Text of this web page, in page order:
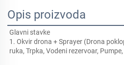
Opis proizvoda
Glavni stavke
1. Okvir drona + Sprayer (Drona
ruka, Trpka, Vodeni rezervoar, Pumpe,